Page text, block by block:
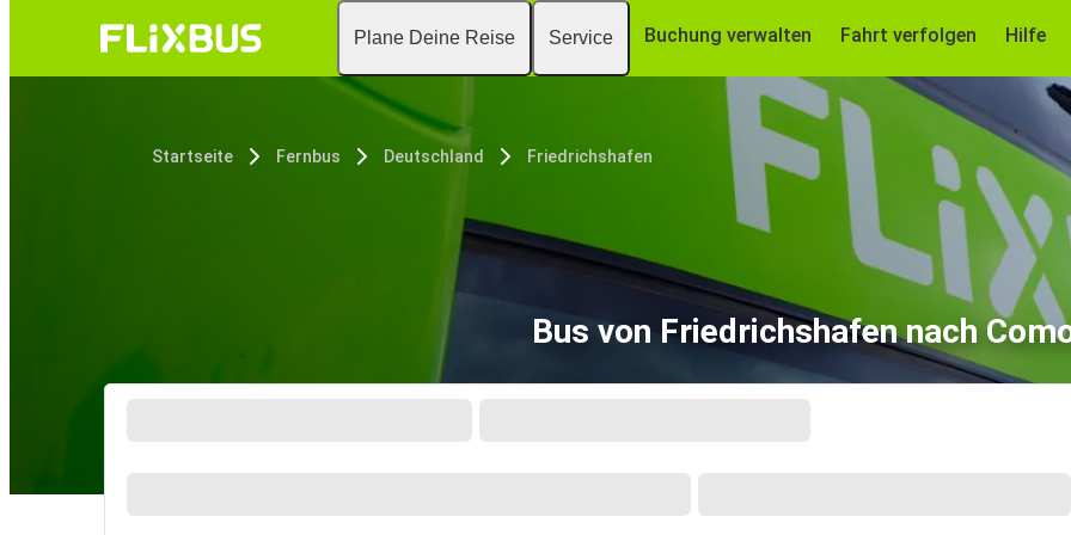
Plane Deine Reise Service Buchung verwalten Fahrt verfolgen Hilfe
Startseite Fernbus Deutschland Friedrichshafen
Bus von Friedrichshafen nach